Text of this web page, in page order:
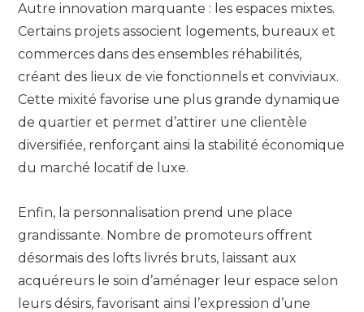
Autre innovation marquante : les espaces mixtes.
Certains projets associent logements, bureaux et
commerces dans des ensembles réhabilités,
créant des lieux de vie fonctionnels et conviviaux.
Cette mixité favorise une plus grande dynamique
de quartier et permet d’attirer une clientèle
diversifiée, renforçant ainsi la stabilité économique
du marché locatif de luxe.
Enfin, la personnalisation prend une place
grandissante. Nombre de promoteurs offrent
désormais des lofts livrés bruts, laissant aux
acquéreurs le soin d’aménager leur espace selon
leurs désirs, favorisant ainsi l’expression d’une